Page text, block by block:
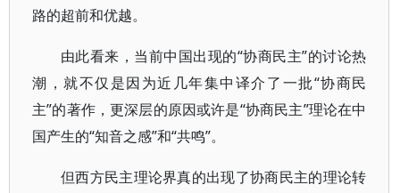
路的超前和优越。
由此看来，当前中国出现的“协商民主”的讨论热
潮，就不仅是因为近几年集中译介了一批“协商民
主”的著作，更深层的原因或许是“协商民主”理论在中
国产生的“知音之感”和“共鸣”。
但西方民主理论界真的出现了协商民主的理论转